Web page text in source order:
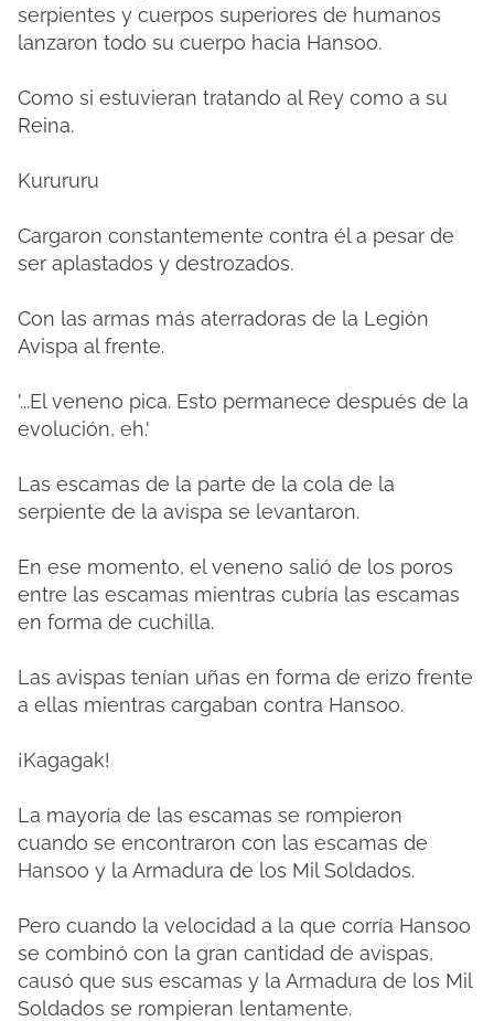
serpientes y cuerpos superiores de humanos
lanzaron todo su cuerpo hacia Hansoo.
Como si estuvieran tratando al Rey como a su
Reina.
Kurururu
Cargaron constantemente contra él a pesar de
ser aplastados y destrozados.
Con las armas más aterradoras de la Legión
Avispa al frente.
'...El veneno pica. Esto permanece después de la
evolución, eh.'
Las escamas de la parte de la cola de la
serpiente de la avispa se levantaron.
En ese momento, el veneno salió de los poros
entre las escamas mientras cubría las escamas
en forma de cuchilla.
Las avispas tenían uñas en forma de erizo frente
a ellas mientras cargaban contra Hansoo.
¡Kagagak!
La mayoría de las escamas se rompieron
cuando se encontraron con las escamas de
Hansoo y la Armadura de los Mil Soldados.
Pero cuando la velocidad a la que corría Hansoo
se combinó con la gran cantidad de avispas,
causó que sus escamas y la Armadura de los Mil
Soldados se rompieran lentamente.